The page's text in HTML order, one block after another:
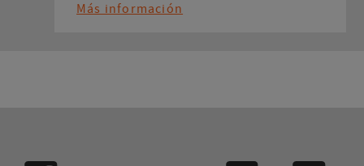
Más información